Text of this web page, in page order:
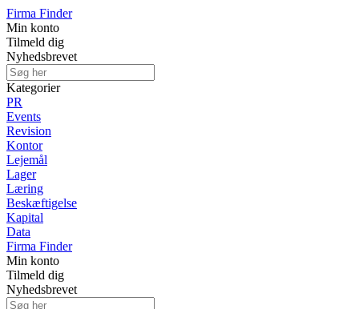
Firma Finder
Min konto
Tilmeld dig
Nyhedsbrevet
Kategorier
PR
Events
Revision
Kontor
Lejemål
Lager
Læring
Beskæftigelse
Kapital
Data
Firma Finder
Min konto
Tilmeld dig
Nyhedsbrevet